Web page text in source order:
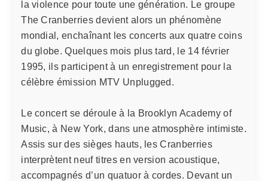
la violence pour toute une génération. Le groupe
The Cranberries devient alors un phénomène
mondial, enchaînant les concerts aux quatre coins
du globe. Quelques mois plus tard, le 14 février
1995, ils participent à un enregistrement pour la
célèbre émission MTV Unplugged.
Le concert se déroule à la Brooklyn Academy of
Music, à New York, dans une atmosphère intimiste.
Assis sur des sièges hauts, les Cranberries
interprètent neuf titres en version acoustique,
accompagnés d’un quatuor à cordes. Devant un